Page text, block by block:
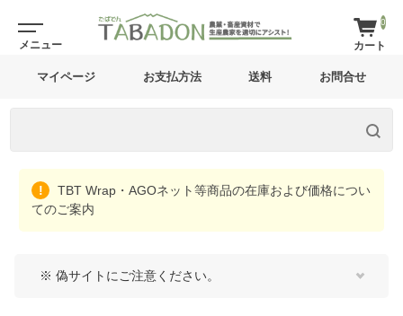
0
マイページ お支払方法 送料 お問合せ
TBT Wrap・AGOネット等商品の在庫および価格につい
てのご案内
※ 偽サイトにご注意ください。